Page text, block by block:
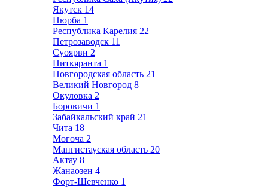
Якутск 14
Нюрба 1
Республика Карелия 22
Петрозаводск 11
Суоярви 2
Питкяранта 1
Новгородская область 21
Великий Новгород 8
Окуловка 2
Боровичи 1
Забайкальский край 21
Чита 18
Могоча 2
Мангистауская область 20
Актау 8
Жанаозен 4
Форт-Шевченко 1